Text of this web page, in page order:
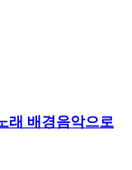
래 배경음악으로